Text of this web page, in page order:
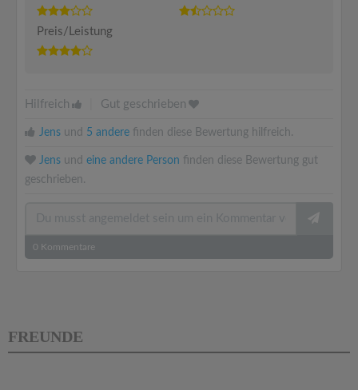
Preis/Leistung
Hilfreich Gut geschrieben
Jens und 5 andere finden diese Bewertung hilfreich.
Jens und eine andere Person finden diese Bewertung gut
geschrieben.
0 Kommentare
FREUNDE